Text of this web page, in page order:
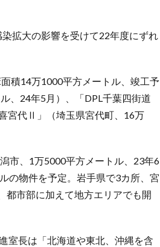
拡大の影響を受けて22年度にずれ
積14万1000平方メートル、竣工予
、24年5月）、「DPL千葉四街道
宮代Ⅱ」（埼玉県宮代町、16万
市、1万5000平方メートル、23年6
の物件を予定。岩手県で3カ所、宮
都市部に加えて地方エリアでも開
室長は「北海道や東北、沖縄を含